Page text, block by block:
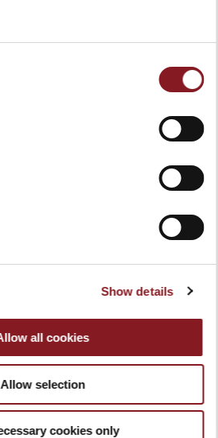
Show details
all cookies
Allow selection
cookies only
Bestellungen mit einem Wert
unter diesem Wert gehen die
wie manuelle Volano-
Eine Lieferung nach
beinhalten weder den
Lieferung ins Stockwerk. Für ein
zu den Produkten, zum
und zu Ersatzteilen können